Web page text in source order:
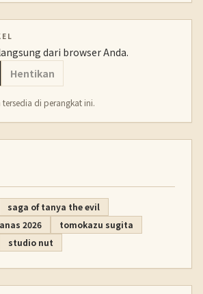
dari browser Anda.
Hentikan
di perangkat ini.
saga of tanya the evil
2026
tomokazu sugita
studio nut